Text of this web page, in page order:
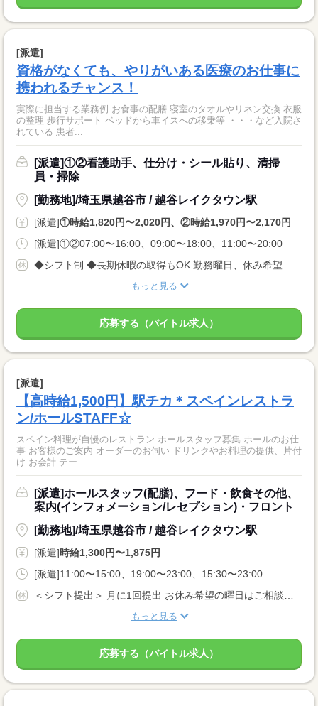
[派遣]
資格がなくても、やりがいある医療のお仕事に
携われるチャンス！
実際に担当する業務例 お食事の配膳 寝室のタオルやリネン交換 衣服
の整理 歩行サポート ベッドから車イスへの移乗等 ・・・など入院さ
れている 患者...
[派遣]①②看護助手、仕分け・シール貼り、清掃
員・掃除
[勤務地]/埼玉県越谷市 / 越谷レイクタウン駅
[派遣]①時給1,820円〜2,020円、②時給1,970円〜2,170円
[派遣]①②07:00〜16:00、09:00〜18:00、11:00〜20:00
もっと見る
応募する（バイトル求人）
[派遣]
【高時給1,500円】駅チカ＊スペインレストラ
ン/ホールSTAFF☆
スペイン料理が自慢のレストラン ホールスタッフ募集 ホールのお仕
事 お客様のご案内 オーダーのお伺い ドリンクやお料理の提供、片付
け お会計 テー...
[派遣]ホールスタッフ(配膳)、フード・飲食その他、
案内(インフォメーション/レセプション)・フロント
[勤務地]/埼玉県越谷市 / 越谷レイクタウン駅
[派遣]時給1,300円〜1,875円
[派遣]11:00〜15:00、19:00〜23:00、15:30〜23:00
もっと見る
応募する（バイトル求人）